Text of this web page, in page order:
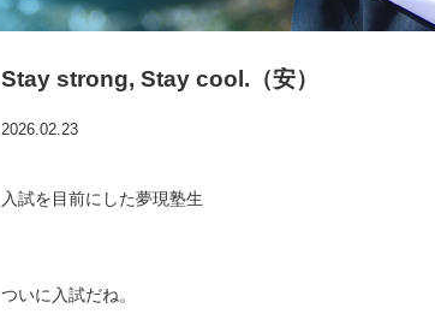
Stay strong, Stay cool.（安）
2026.02.23
入試を目前にした夢現塾生
ついに入試だね。